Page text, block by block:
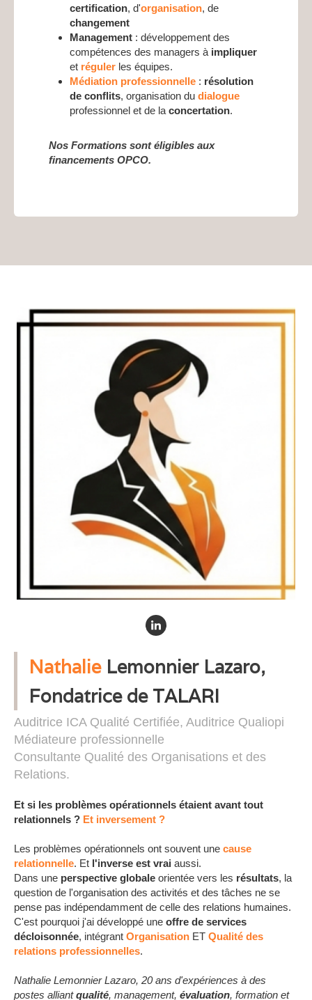
certification, d'organisation, de
changement
Management : développement des
compétences des managers à impliquer
et réguler les équipes.
Médiation professionnelle : résolution
de conflits, organisation du dialogue
professionnel et de la concertation.
Nos Formations sont éligibles aux
financements OPCO.
NathalieLemonnier Lazaro,
Fondatrice de TALARI
Auditrice ICA Qualité Certifiée, Auditrice Qualiopi
Médiateure professionnelle
Consultante Qualité des Organisations et des
Relations.
Et si les problèmes opérationnels étaient avant tout
relationnels ? Et inversement ?
Les problèmes opérationnels ont souvent une cause
relationnelle. Et l'inverse est vrai aussi.
Dans une perspective globale orientée vers les résultats, la
question de l'organisation des activités et des tâches ne se
pense pas indépendamment de celle des relations humaines.
C'est pourquoi j'ai développé une offre de services
décloisonnée, intégrant Organisation ET Qualité des
relations professionnelles.
Nathalie Lemonnier Lazaro, 20 ans d'expériences à des
postes alliantqualité, management, évaluation, formation et